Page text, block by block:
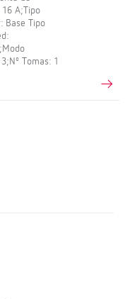
A;Tipo
Base Tipo
Tomas: 1